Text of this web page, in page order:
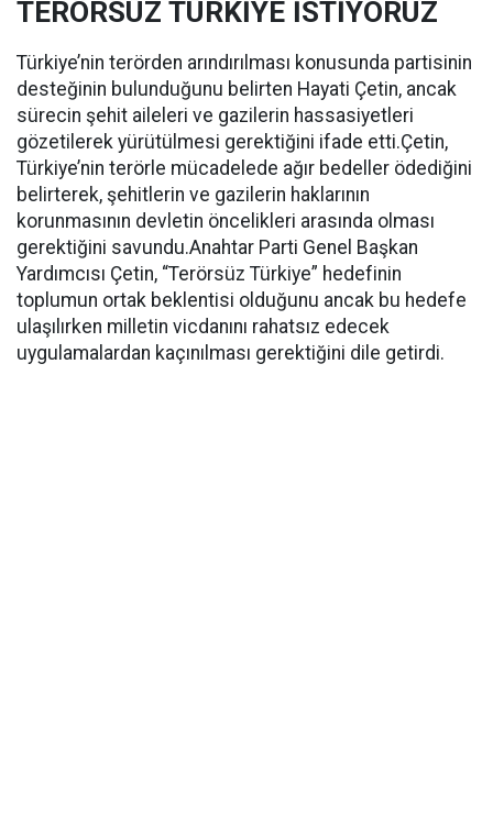
TERÖRSÜZ TÜRKİYE İSTİYORUZ
Türkiye’nin terörden arındırılması konusunda partisinin
desteğinin bulunduğunu belirten Hayati Çetin, ancak
sürecin şehit aileleri ve gazilerin hassasiyetleri
gözetilerek yürütülmesi gerektiğini ifade etti.Çetin,
Türkiye’nin terörle mücadelede ağır bedeller ödediğini
belirterek, şehitlerin ve gazilerin haklarının
korunmasının devletin öncelikleri arasında olması
gerektiğini savundu.Anahtar Parti Genel Başkan
Yardımcısı Çetin, “Terörsüz Türkiye” hedefinin
toplumun ortak beklentisi olduğunu ancak bu hedefe
ulaşılırken milletin vicdanını rahatsız edecek
uygulamalardan kaçınılması gerektiğini dile getirdi.